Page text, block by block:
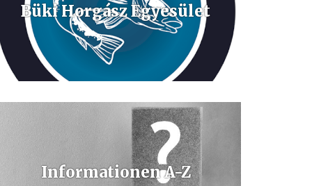
Büki Horgász Egyesület
Informationen A-Z